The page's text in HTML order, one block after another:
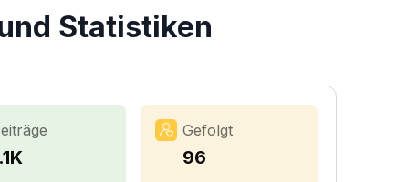
Statistiken
Gefolgt
96